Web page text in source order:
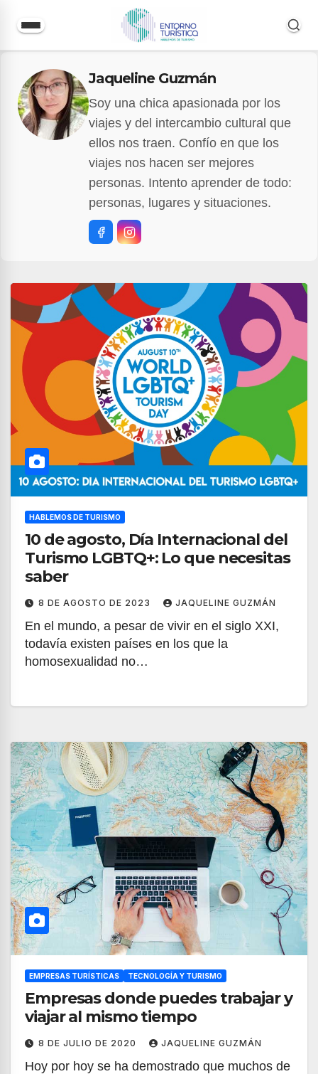
contenido
Jaqueline Guzmán
Soy una chica apasionada por los
viajes y del intercambio cultural que
ellos nos traen. Confío en que los
viajes nos hacen ser mejores
personas. Intento aprender de todo:
personas, lugares y situaciones.
HABLEMOS DE TURISMO
10 de agosto, Día Internacional del
Turismo LGBTQ+: Lo que necesitas
saber
8 DE AGOSTO DE 2023 JAQUELINE GUZMÁN
En el mundo, a pesar de vivir en el siglo XXI,
todavía existen países en los que la
homosexualidad no…
EMPRESAS TURÍSTICAS TECNOLOGÍA Y TURISMO
Empresas donde puedes trabajar y
viajar al mismo tiempo
8 DE JULIO DE 2020 JAQUELINE GUZMÁN
Hoy por hoy se ha demostrado que muchos de